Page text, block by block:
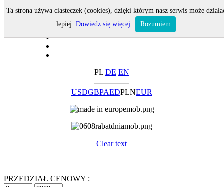
PL DE EN
USDGBPAEDPLNEUR
Clear text
PRZEDZIAŁ CENOWY :
Ta strona używa ciasteczek (cookies), dzięki którym nasz serwis może
lepiej. Dowiedz się więcej Rozumiem